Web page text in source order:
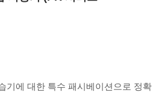
기에 대한 특수 패시베이션으로 정확